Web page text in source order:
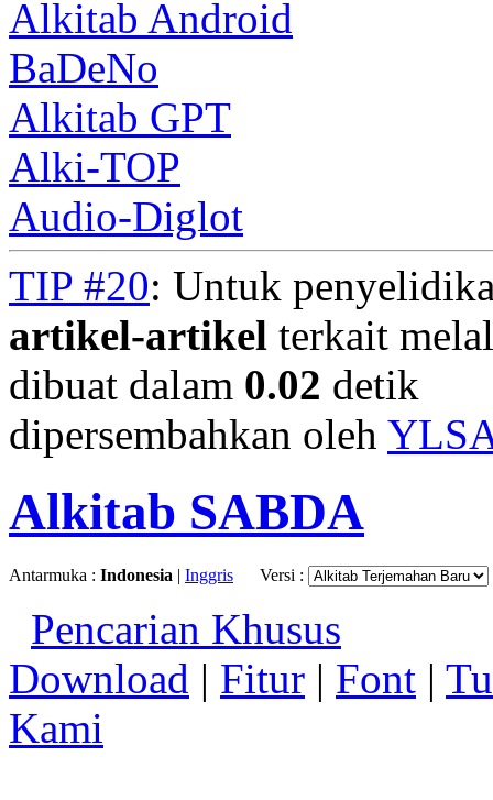
Alkitab Android
BaDeNo
Alkitab GPT
Alki-TOP
Audio-Diglot
TIP #20: Untuk
artikel-artikel terkait
dibuat dalam 0.02 detik
dipersembahkan oleh
Alkitab SABDA
Antarmuka : Indonesia | Inggris Versi :
Pencarian Khusus
Download | Fitur | Font |
Kami